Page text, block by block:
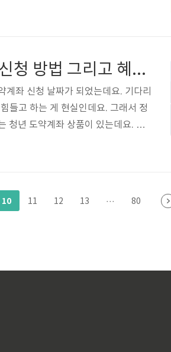
년희망적금 만기자 필독! 청년도약
나요? ① 계좌개설시 1,26..
2024 청년도약계좌 신청 대상 및 신청 방법 그리고 혜택 정리 2월
좌 신청 날짜가 되었는데요. 기다리
들고 하는 게 현실인데요. 그래서 정
청년 도약계좌 상품이 있는데요. 이
계좌 신청 페이지 가기 2024 청년도
) 동안 매월 70만 원 한도 내에서 자
10 11 12 13 ··· 80